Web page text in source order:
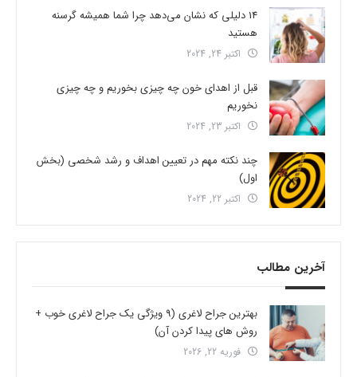
14 دلیلی که نشان می‌دهد چرا شما همیشه گرسنه
هستید
اکتبر 24, 2024
قبل از اهدای خون چه چیزی بخوریم و چه چیزی
نخوریم
اکتبر 23, 2024
چند نکته مهم در تعیین اهداف و رشد شخصی (بخش
اول)
اکتبر 22, 2024
آخرین مطالب
بهترین جراح لاغری (9 ویژگی یک جراح لاغری خوب +
روش های پیدا کردن آن)
فوریه 22, 2026